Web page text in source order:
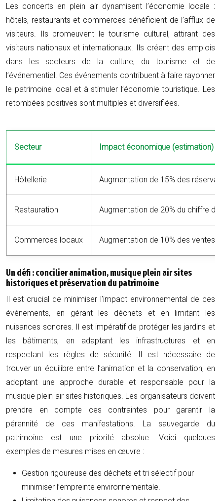
Les concerts en plein air dynamisent l’économie locale :
hôtels, restaurants et commerces bénéficient de l’afflux de
visiteurs. Ils promeuvent le tourisme culturel, attirant des
visiteurs nationaux et internationaux. Ils créent des emplois
dans les secteurs de la culture, du tourisme et de
l’événementiel. Ces événements contribuent à faire rayonner
le patrimoine local et à stimuler l’économie touristique. Les
retombées positives sont multiples et diversifiées.
Secteur Impact économique (estimation)
Hôtellerie Augmentation de 15% des
Restauration Augmentation de 20% du chiffre
Commerces locaux Augmentation de 10% des ventes
Un défi : concilier animation, musique plein air sites
historiques et préservation du patrimoine
Il est crucial de minimiser l’impact environnemental de ces
événements, en gérant les déchets et en limitant les
nuisances sonores. Il est impératif de protéger les jardins et
les bâtiments, en adaptant les infrastructures et en
respectant les règles de sécurité. Il est nécessaire de
trouver un équilibre entre l’animation et la conservation, en
adoptant une approche durable et responsable pour la
musique plein air sites historiques. Les organisateurs doivent
prendre en compte ces contraintes pour garantir la
pérennité de ces manifestations. La sauvegarde du
patrimoine est une priorité absolue. Voici quelques
exemples de mesures mises en œuvre :
Gestion rigoureuse des déchets et tri sélectif pour
minimiser l’empreinte environnementale.